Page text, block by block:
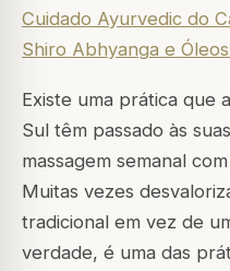
Cuidado Ayurvedic do
Shiro Abhyanga e
Existe uma prática que
Sul têm passado às
massagem semanal
Muitas vezes
tradicional em vez de
verdade, é uma das